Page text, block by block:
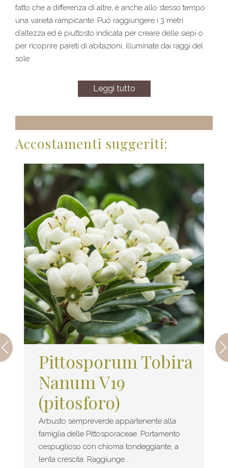
fatto che a differenza di altre, è anche allo stesso tempo
una varietà rampicante. Può raggiungere i 3 metri
d’altezza ed è piuttosto indicata per creare delle siepi o
per ricoprire pareti di abitazioni, illuminate dai raggi del
sole.
Leggi tutto
Accostamenti suggeriti:
Pittosporum Tobira
Nanum V19
(pitosforo)
Arbusto sempreverde appartenente alla
famiglia delle Pittosporaceae. Portamento
cespuglioso con chioma tondeggiante, a
lenta crescita. Raggiunge...